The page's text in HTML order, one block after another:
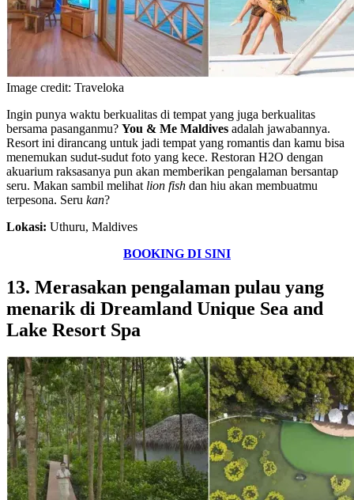
Image credit: Traveloka
Ingin punya waktu berkualitas di tempat yang juga berkualitas
bersama pasanganmu? You & Me Maldives adalah jawabannya.
Resort ini dirancang untuk jadi tempat yang romantis dan kamu bisa
menemukan sudut-sudut foto yang kece. Restoran H2O dengan
akuarium raksasanya pun akan memberikan pengalaman bersantap
seru. Makan sambil melihat lion fish dan hiu akan membuatmu
terpesona. Seru kan?
Lokasi: Uthuru, Maldives
BOOKING DI SINI
13. Merasakan pengalaman pulau yang
menarik di Dreamland Unique Sea and
Lake Resort Spa